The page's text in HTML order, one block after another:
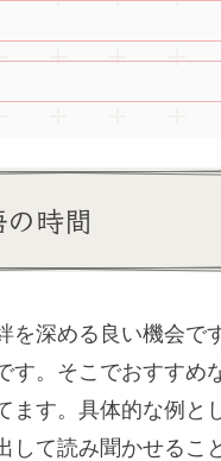
時間
を深める良い機会で
。そこでおすすめ
ます。具体的な例と
して読み聞かせるこ